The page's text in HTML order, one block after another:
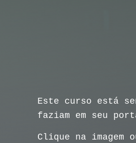
Este curso está
faziam em seu
Clique na imagem